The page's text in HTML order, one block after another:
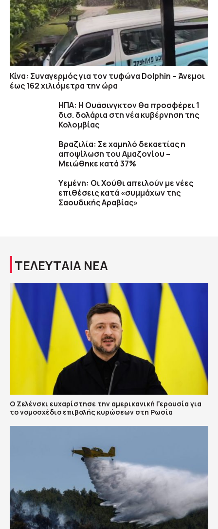
Κίνα: Συναγερμός για τον τυφώνα Dolphin – Άνεμοι
έως 162 χιλιόμετρα την ώρα
ΗΠΑ: H Ουάσινγκτον θα προσφέρει 1
δισ. δολάρια στη νέα κυβέρνηση της
Κολομβίας
Βραζιλία: Σε χαμηλό δεκαετίας η
αποψίλωση του Αμαζονίου –
Μειώθηκε κατά 37%
Υεμένη: Οι Χούθι απειλούν με νέες
επιθέσεις κατά «συμμάχων της
Σαουδικής Αραβίας»
ΤΕΛΕΥΤΑΙΑ ΝΕΑ
Ο Ζελένσκι ευχαρίστησε την αμερικανική Γερουσία για
το νομοσχέδιο επιβολής κυρώσεων στη Ρωσία